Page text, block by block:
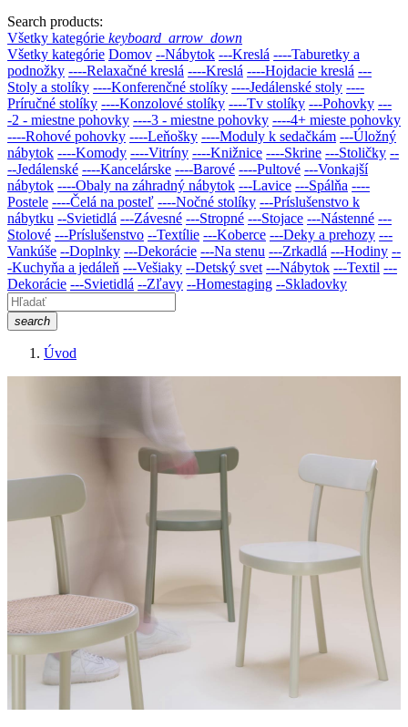
Search products:
Všetky kategórie keyboard_arrow_down
Všetky kategórie Domov --Nábytok ---Kreslá ----Taburetky a
podnožky ----Relaxačné kreslá ----Kreslá ----Hojdacie kreslá ---
Stoly a stolíky ----Konferenčné stolíky ----Jedálenské stoly ----
Príručné stolíky ----Konzolové stolíky ----Tv stolíky ---Pohovky ---
-2 - miestne pohovky ----3 - miestne pohovky ----4+ mieste pohovky
----Rohové pohovky ----Leňošky ----Moduly k sedačkám ---Úložný
nábytok ----Komody ----Vitríny ----Knižnice ----Skrine ---Stoličky --
--Jedálenské ----Kancelárske ----Barové ----Pultové ---Vonkajší
nábytok ----Obaly na záhradný nábytok ---Lavice ---Spálňa ----
Postele ----Čelá na posteľ ----Nočné stolíky ---Príslušenstvo k
nábytku --Svietidlá ---Závesné ---Stropné ---Stojace ---Nástenné ---
Stolové ---Príslušenstvo --Textílie ---Koberce ---Deky a prehozy ---
Vankúše --Doplnky ---Dekorácie ---Na stenu ---Zrkadlá ---Hodiny --
-Kuchyňa a jedáleň ---Vešiaky --Detský svet ---Nábytok ---Textil ---
Dekorácie ---Svietidlá --Zľavy --Homestaging --Skladovky
search
Úvod